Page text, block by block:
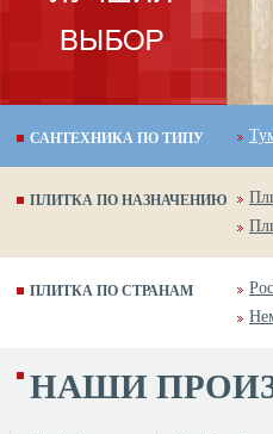
Tabula
САНТЕХНИКА ПО ТИПУ
ПЛИТКА ПО НАЗНАЧЕНИЮ
ПЛИТКА ПО СТРАНАМ
НАШИ